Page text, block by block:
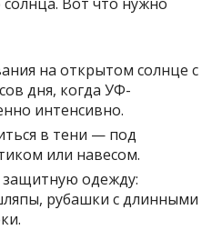
на открытом солнце с
дня, когда УФ-
интенсивно.
в тени — под
или навесом.
одежду:
рубашки с длинными